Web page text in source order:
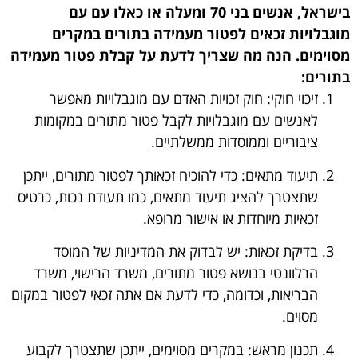
בישראל, אנשים בני 70 ומעלה או כאלו עם עם
מוגבלויות זכאים לפטור מעמידה בתורים במקרים
מסוימים. הנה מה שצריך לדעת על קבלת פטור מעמידה
בתורים:
זיכוי חוקי: חוק זכויות האדם עם מוגבלויות מאפשר
לאנשים עם מוגבלויות לקבל פטור מתורים במקומות
ציבוריים וממוסדות ממשלתיים.
תיעוד מתאים: כדי להוכיח זכאותך לפטור מתורים, ייתכן
שתצטרך להציג תיעוד מתאים, כמו תעודת נכות, כרטיס
זכאיות מיוחדות או אישור מרופא.
בדיקת זכאות: יש לבדוק את המדיניות של המוסד
הרלוונטי בנושא פטור מתורים, משרד הרישוי, משרד
הבריאות, וכדומה, כדי לדעת אם אתה זכאי לפטור במקום
מסוים.
תכנון מראש: במקרים מסוימים, ייתכן שתצטרך לקבוע